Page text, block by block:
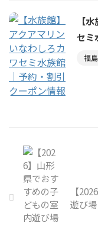
【
セミ
福
【
遊び